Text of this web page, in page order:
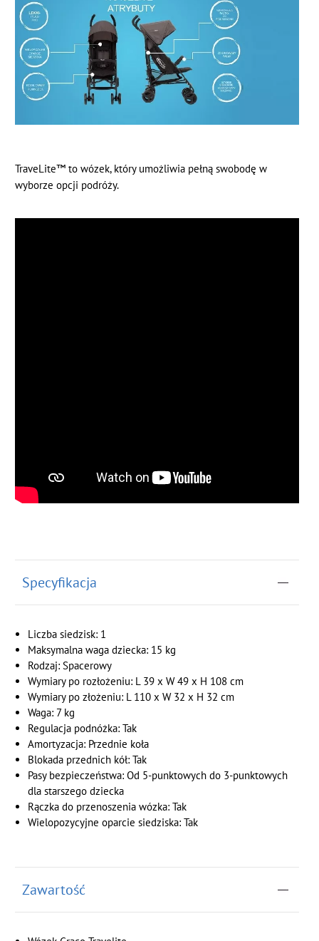
TraveLite™ to wózek, który umożliwia pełną swobodę w
wyborze opcji podróży.
Specyfikacja
Liczba siedzisk: 1
Maksymalna waga dziecka: 15 kg
Rodzaj: Spacerowy
Wymiary po rozłożeniu: L 39 x W 49 x H 108 cm
Wymiary po złożeniu: L 110 x W 32 x H 32 cm
Waga: 7 kg
Regulacja podnóżka: Tak
Amortyzacja: Przednie koła
Blokada przednich kół: Tak
Pasy bezpieczeństwa: Od 5-punktowych do 3-punktowych
dla starszego dziecka
Rączka do przenoszenia wózka: Tak
Wielopozycyjne oparcie siedziska: Tak
Zawartość